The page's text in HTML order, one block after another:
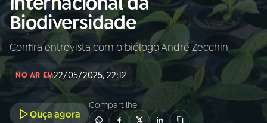
AO VIVO
01 INÍCIO
02A RÁDIO
Biodiversidade
Confira entrevista com o biólogo André Zecchin
NO AR EM22/05/2025, 22:12
Ouça agora
Compartilhe